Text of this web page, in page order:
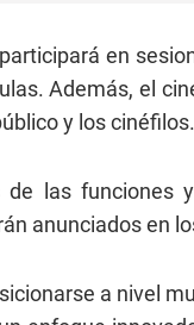
en
Además, el
y los cinéfilos.
de las
anunciados en
a nivel